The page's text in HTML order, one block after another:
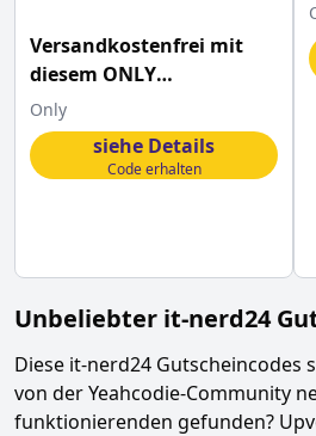
Versandkostenfrei mit
diesem ONLY
Gutscheincode bestellen
Only
siehe Details
Code erhalten
Unbeliebter it-nerd24
Diese it-nerd24 Gutscheincodes
von der Yeahcodie-Community
funktionierenden gefunden?